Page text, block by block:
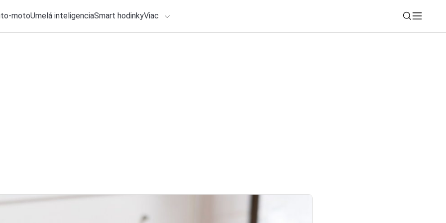
motoUmelá inteligenciaSmart hodinkyViac